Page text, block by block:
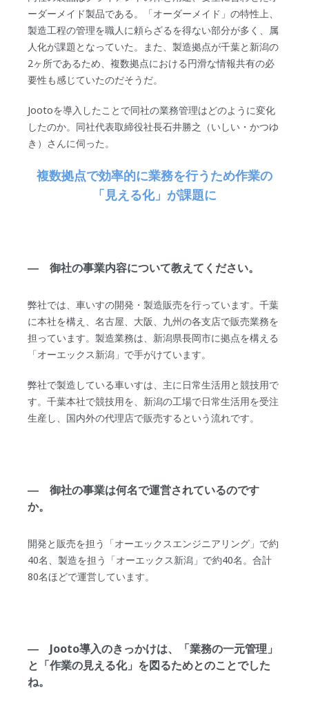
ーダーメイド製品である。「オーダーメイド」の特性上、
製造工程の管理を職人に頼らざるを得ない部分が多く、属
人化が課題となっていた。また、製造拠点が千葉と新潟の
2ヶ所であるため、複数拠点における円滑な情報共有の必
要性も感じていたのだそうだ。
Jootoを導入したことで同社の業務管理はどのように変化
したのか。同社代表取締役社長石井勝之（いしい・かつゆ
き）さんに伺った。
複数拠点で効率的に業務を行うため作業の
「見える化」が課題に
― 御社の事業内容について教えてください。
弊社では、車いすの開発・製造販売を行っています。千葉
に本社を構え、名古屋、大阪、九州の各支店で販売業務を
担っています。製造業務は、新潟県長岡市に拠点を構える
「オーエックス新潟」で手がけています。
弊社で製造している車いすは、主に日常生活用と競技用で
す。千葉本社で競技用を、新潟の工場で日常生活用を受注
生産し、国内外の代理店で販売するという流れです。
― 御社の事業は何名で運営されているのです
か。
開発と販売を担う「オーエックスエンジニアリング」で約
40名、製造を担う「オーエックス新潟」で約40名。合計
80名ほどで運営しています。
― Jooto導入のきっかけは、「業務の一元管理」
と「作業の見える化」を図るためとのことでした
ね。